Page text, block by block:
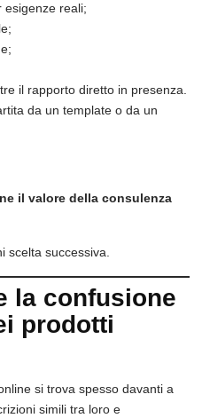
esigenze reali;
il rapporto diretto in presenza.
da un template o da un
il valore della consulenza
scelta successiva.
la confusione
prodotti
si trova spesso davanti a
simili tra loro e